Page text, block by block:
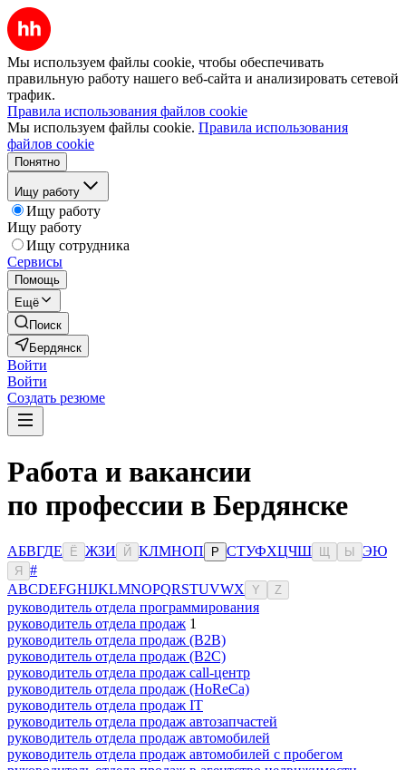
Мы используем файлы cookie, чтобы обеспечивать
правильную работу нашего веб-сайта и анализировать сетевой
трафик.
Правила использования файлов cookie
Мы используем файлы cookie. Правила использования
файлов cookie
Понятно
Ищу работу
Ищу работу
Ищу работу
Ищу сотрудника
Сервисы
Помощь
Ещё
Поиск
Бердянск
Войти
Войти
Создать резюме
Работа и вакансии
по профессии в Бердянске
АБВГДЕ Ё ЖЗИ Й КЛМНОП Р СТУФХЦЧШ Ы ЭЮ
Я
#
ABCDEFGHIJKLMNOPQRSTUVWX Y Z
руководитель отдела программирования
руководитель отдела продаж 1
руководитель отдела продаж (B2B)
руководитель отдела продаж (B2C)
руководитель отдела продаж call-центр
руководитель отдела продаж (HoReCa)
руководитель отдела продаж IT
руководитель отдела продаж автозапчастей
руководитель отдела продаж автомобилей
руководитель отдела продаж автомобилей с пробегом